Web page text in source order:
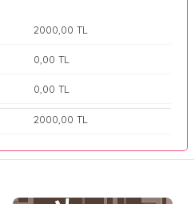
2000 ,00 TL
0 ,00 TL
0 ,00 TL
2000 ,00 TL